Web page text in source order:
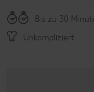
Bis zu 30
Unkompliziert